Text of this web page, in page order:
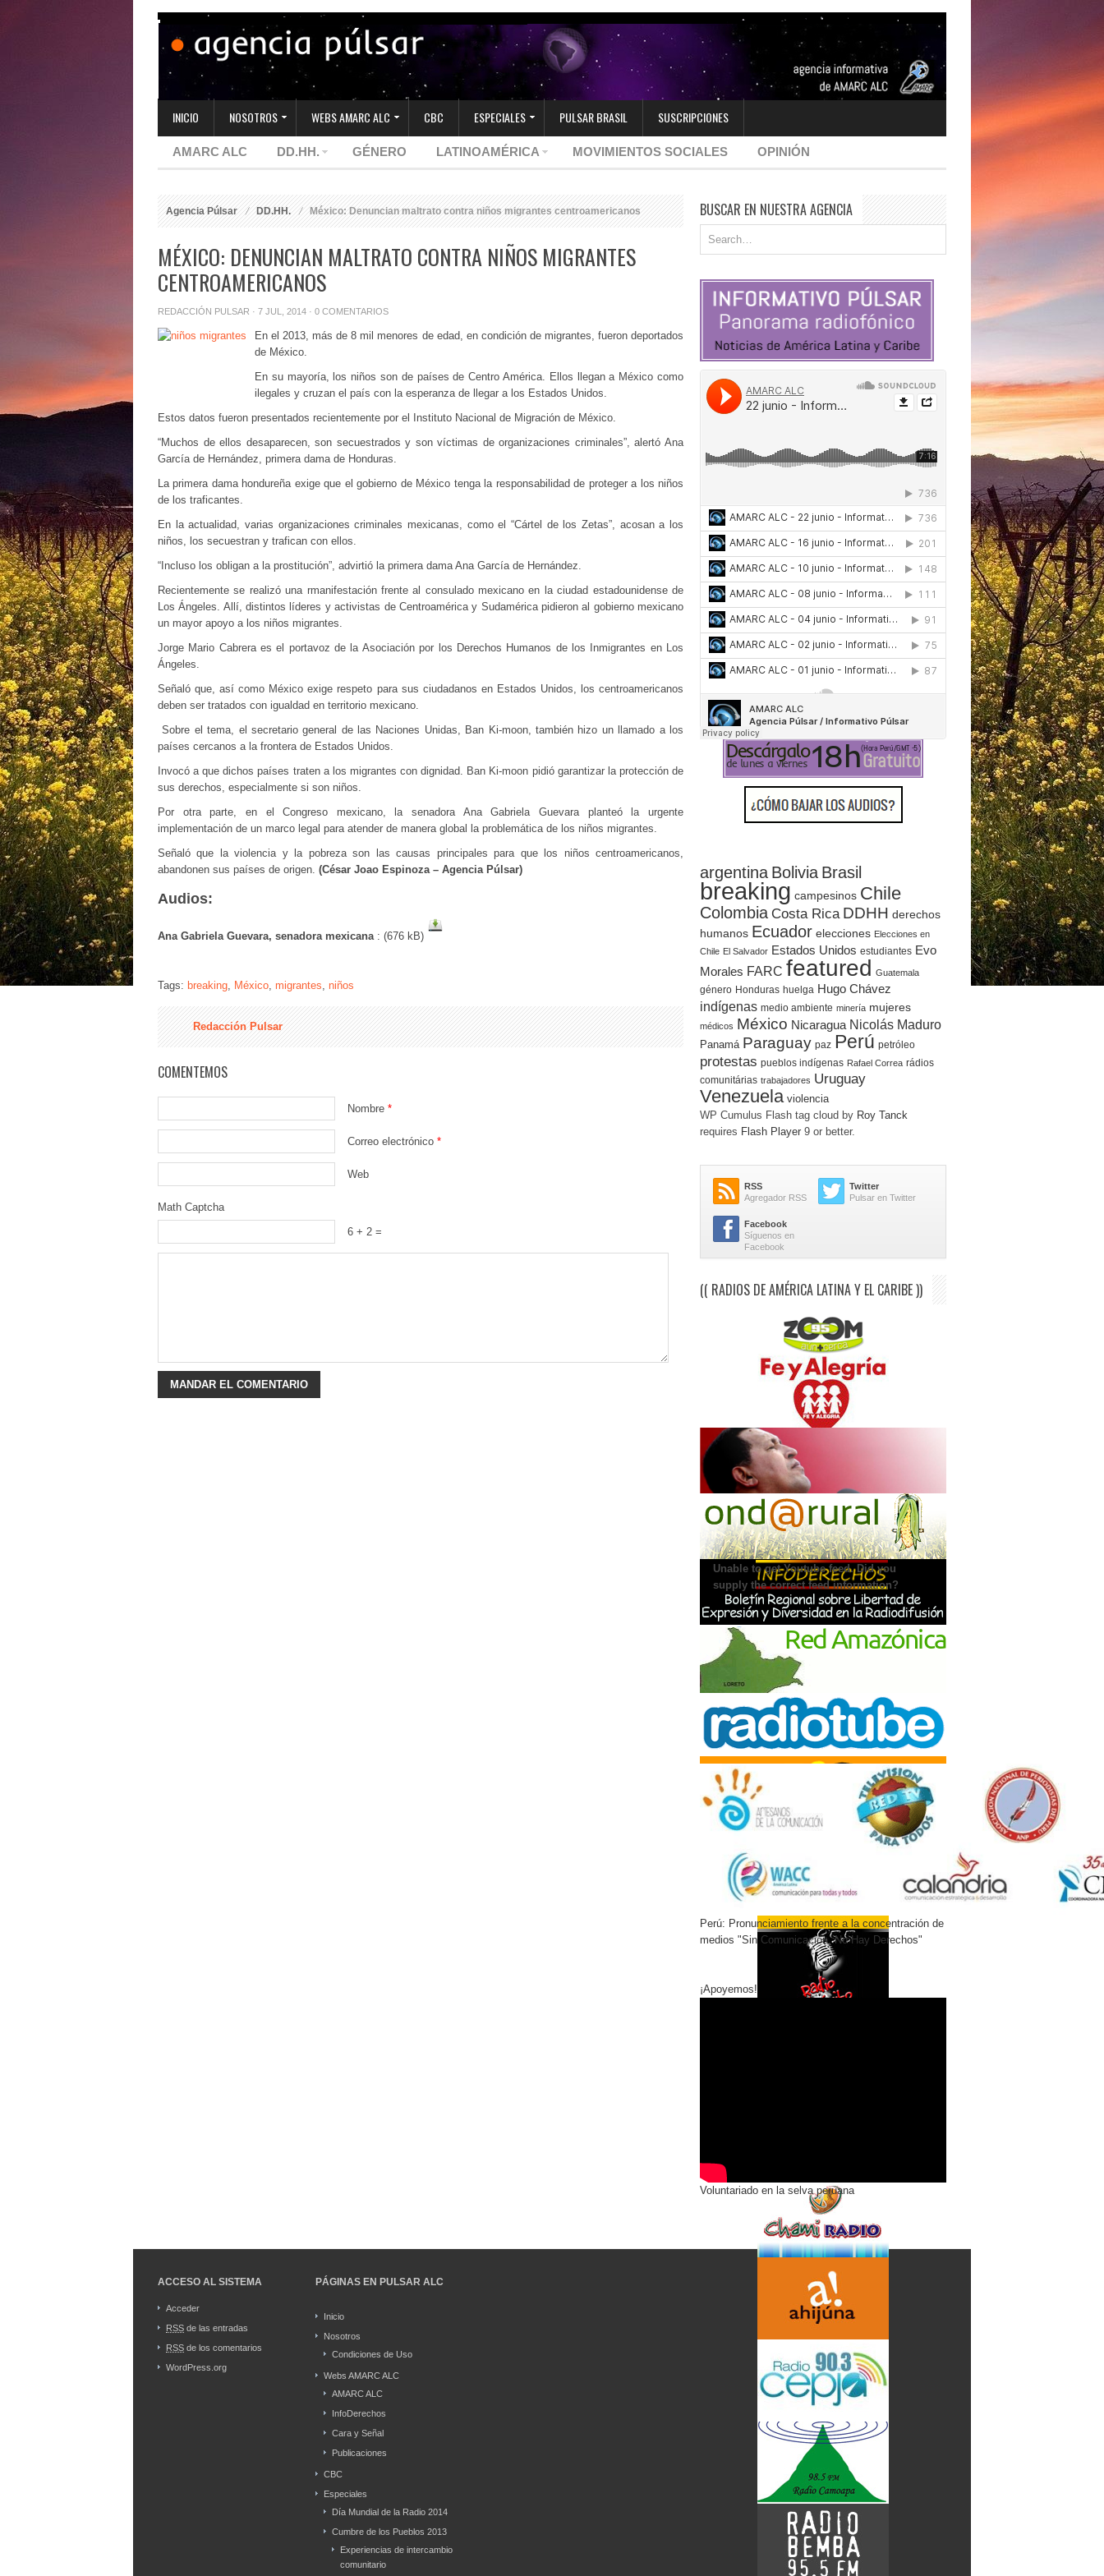
INICIO NOSOTROS WEBS AMARC ALC CBC ESPECIALES PULSAR BRASIL SUSCRIPCIONES
AMARC ALC DD.HH. GÉNERO LATINOAMÉRICA MOVIMIENTOS SOCIALES OPINIÓN
Agencia Púlsar DD.HH. México: Denuncian maltrato contra niños migrantes centroamericanos
MÉXICO: DENUNCIAN MALTRATO CONTRA NIÑOS MIGRANTES
CENTROAMERICANOS
REDACCIÓN PULSAR · 7 JUL, 2014 · 0 COMENTARIOS
En el 2013, más de 8 mil menores de edad, en condición de migrantes, fueron deportados
de México.
En su mayoría, los niños son de países de Centro América. Ellos
llegan a México como
ilegales y cruzan el país con la esperanza de llegar a los Estados Unidos.
Estos datos fueron presentados recientemente por el Instituto Nacional de Migración de México.
“Muchos de ellos desaparecen, son secuestrados y son víctimas de organizaciones criminales”, alertó Ana
García de Hernández, primera dama de Honduras.
La primera dama hondureña exige que el gobierno de México tenga la responsabilidad de proteger a los niños
de los traficantes.
En la actualidad, varias organizaciones criminales mexicanas, como el “Cártel de los Zetas”, acosan a los
niños, los secuestran y trafican con ellos.
“Incluso los obligan a la prostitución”, advirtió la primera dama Ana García de Hernández.
Recientemente se realizó una rmanifestación frente al consulado mexicano en la ciudad estadounidense de
Los Ángeles. Allí, distintos líderes y activistas de Centroamérica y Sudamérica pidieron al gobierno mexicano
un mayor apoyo a los niños migrantes.
Jorge Mario Cabrera es el portavoz de la Asociación por los Derechos Humanos de los Inmigrantes en Los
Ángeles.
Señaló que, así como México exige respeto para sus ciudadanos en Estados Unidos, los centroamericanos
deben ser tratados con igualdad en territorio mexicano.
Sobre el tema, el secretario general de las Naciones Unidas, Ban Ki-moon, también hizo un llamado a los
países cercanos a la frontera de Estados Unidos.
Invocó a que dichos países traten a los migrantes con dignidad. Ban Ki-moon pidió garantizar la protección de
sus derechos, especialmente si son niños.
Por otra parte, en el Congreso mexicano, la senadora Ana Gabriela Guevara planteó la urgente
implementación de un marco legal para atender de manera global la problemática de los niños migrantes.
Señaló que la violencia y la pobreza son las causas principales para que los niños centroamericanos,
abandonen sus países de origen. (César Joao Espinoza – Agencia Púlsar)
Audios:
Ana Gabriela Guevara, senadora mexicana : (676 kB)
Tags: breaking, México, migrantes, niños
Redacción Pulsar
COMENTEMOS
Nombre *
Correo electrónico *
Web
Math Captcha
6 + 2 =
BUSCAR EN NUESTRA AGENCIA
argentina Bolivia Brasil
breaking campesinos Chile
Colombia Costa Rica DDHH derechos
humanos Ecuador elecciones Elecciones en
Chile El Salvador Estados Unidos estudiantes Evo
Morales FARC featured Guatemala
género Honduras huelga Hugo Chávez
indígenas medio ambiente minería mujeres
médicos México Nicaragua Nicolás Maduro
Panamá Paraguay paz Perú petróleo
protestas pueblos indígenas Rafael Correa rádios
comunitárias trabajadores Uruguay
Venezuela violencia
WP Cumulus Flash tag cloud by Roy Tanck
requires Flash Player 9 or better.
RSS
Agregador RSS
Twitter
Pulsar en Twitter
Facebook
Síguenos en
Facebook
(( RADIOS DE AMÉRICA LATINA Y EL CARIBE ))
AGENCIA PULSAR EN YOUTUBE
Unable to get Youtube feed. Did you
supply the correct feed information?
PRONUNCIAMIENTO
Perú: Pronunciamiento frente a la concentración de
medios "Sin Comunicación, No Hay Derechos"
¡Apoyemos!
Voluntariado en la selva peruana
ACCESO AL SISTEMA
Acceder
RSS de las entradas
RSS de los comentarios
WordPress.org
PÁGINAS EN PULSAR ALC
Inicio
Nosotros
Condiciones de Uso
Webs AMARC ALC
AMARC ALC
InfoDerechos
Cara y Señal
Publicaciones
CBC
Especiales
Día Mundial de la Radio 2014
Cumbre de los Pueblos 2013
Experiencias de intercambio
comunitario